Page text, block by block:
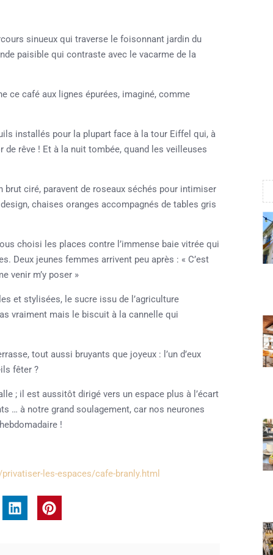
sinueux qui traverse le foisonnant jardin du
paisible qui contraste avec le vacarme de la
ce café aux lignes épurées, imaginé, comme
installés pour la plupart face à la tour Eiffel qui, à
rêve ! Et à la nuit tombée, quand les veilleuses
ciré, paravent de roseaux séchés pour intimiser
chaises oranges accompagnés de tables gris
choisi les places contre l’immense baie vitrée qui
Deux jeunes femmes arrivent peu après : « C’est
venir m’y poser »
et stylisées, le sucre issu de l’agriculture
vraiment mais le biscuit à la cannelle qui
tout aussi bruyants que joyeux : l’un d’eux
fêter ?
; il est aussitôt dirigé vers un espace plus à l’écart
… à notre grand soulagement, car nos neurones
!
les-espaces/cafe-branly.html